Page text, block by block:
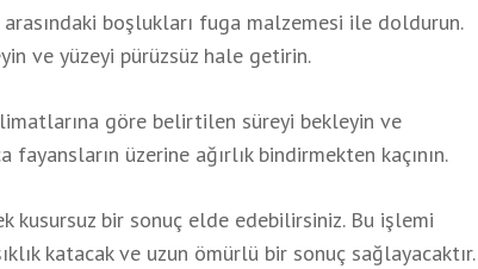
boşlukları fuga malzemesi ile doldurun.
ve yüzeyi pürüzsüz hale getirin.
göre belirtilen süreyi bekleyin ve
fayansların üzerine ağırlık bindirmekten kaçının.
kusursuz bir sonuç elde edebilirsiniz. Bu işlemi
katacak ve uzun ömürlü bir sonuç sağlayacaktır.